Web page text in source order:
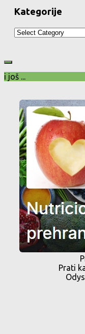
Kategorije
Kategorije
i još ...
Prati